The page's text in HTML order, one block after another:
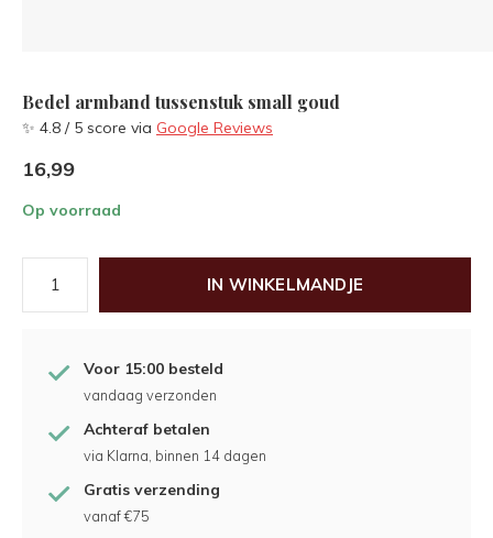
Bedel armband tussenstuk small goud
✨ 4.8 / 5 score via Google Reviews
16,99
Op voorraad
IN WINKELMANDJE
Voor 15:00 besteld
vandaag verzonden
Achteraf betalen
via Klarna, binnen 14 dagen
Gratis verzending
vanaf €75